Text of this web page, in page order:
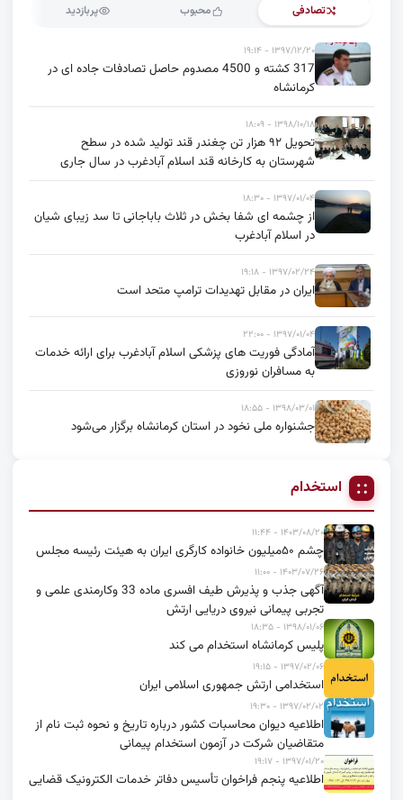
تصادفی محبوب پربازدید
۱۳۹۷/۱۲/۲۰ - ۱۹:۱۴
317 کشته و 4500 مصدوم حاصل تصادفات جاده ای در
کرمانشاه
۱۳۹۸/۱۰/۱۸ - ۱۸:۰۹
تحویل ۹۲ هزار تن چغندر قند تولید شده در سطح
شهرستان به کارخانه قند اسلام آبادغرب در سال جاری
۱۳۹۷/۰۱/۰۴ - ۱۸:۳۰
از چشمه ای شفا بخش در ثلاث باباجانی تا سد زیبای شیان
در اسلام آبادغرب
۱۳۹۷/۰۲/۲۴ - ۱۹:۱۸
ایران در مقابل تهدیدات ترامپ متحد است
۱۳۹۷/۰۱/۰۴ - ۲۲:۰۰
آمادگی فوریت های پزشکی اسلام آبادغرب برای ارائه خدمات
به مسافران نوروزی
۱۳۹۸/۰۳/۰۱ - ۱۸:۵۵
جشنواره ملی نخود در استان کرمانشاه برگزار می‌شود
استخدام
۱۴۰۳/۰۸/۲۰ - ۱۱:۴۴
چشم ۵۰میلیون خانواده کارگری ایران به هیئت رئیسه مجلس
۱۴۰۳/۰۷/۲۶ - ۱۱:۰۰
آگهی جذب و پذیرش طیف افسری ماده 33 وکارمندی علمی و
تجربی پیمانی نیروی دریایی ارتش
۱۳۹۸/۰۱/۰۶ - ۱۸:۳۵
پلیس کرمانشاه استخدام می کند
۱۳۹۷/۰۲/۰۶ - ۱۹:۱۵
استخدامی ارتش جمهوری اسلامی ایران
۱۳۹۷/۰۲/۰۲ - ۱۹:۳۰
اطلاعیه دیوان محاسبات کشور درباره تاریخ و نحوه ثبت نام از
متقاضیان شرکت در آزمون استخدام پیمانی
۱۳۹۷/۰۱/۲۰ - ۱۹:۱۷
اطلاعیه پنجم فراخوان تأسیس دفاتر خدمات الکترونیک قضایی